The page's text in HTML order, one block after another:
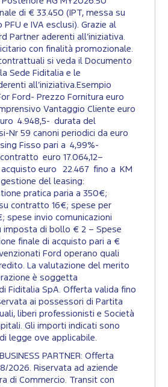
di € 33.450 (IPT, messa su
e IVA esclusi). Grazie al
Partner aderenti all’iniziativa.
con finalità promozionale.
si veda il Documento
Sede Fiditalia e le
all’iniziativa.Esempio
Ford- Prezzo Fornitura euro
Vantaggio Cliente euro
4.948,5- durata del
Nr 59 canoni periodici da euro
Fisso pari a 4,99%-
euro 17.064,12–
acquisto euro 22.467 fino a KM
del leasing:
pratica paria a 350€;
contratto 16€; spese per
spese invio comunicazioni
imposta di bollo € 2 – Spese
finale di acquisto pari a €
Ford operano quali
La valutazione del merito
è soggetta
Fiditalia SpA. Offerta valida fino
ai possessori di Partita
liberi professionisti e Società
Gli importi indicati sono
legge ove applicabile.
PARTNER: Offerta
2026. Riservata ad aziende
di Commercio. Transit con